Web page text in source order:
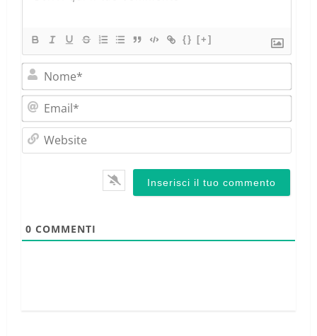
{} [+]
0 COMMENTI